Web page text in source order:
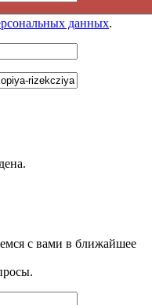
данных.
с вами в ближайшее